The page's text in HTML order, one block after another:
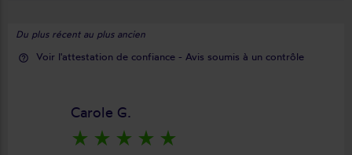
Du plus récent au plus ancien
help_outline Voir l'attestation de confiance - Avis soumis à un contrôle
Carole G.
star_rate star_rate star_rate star_rate star_rate